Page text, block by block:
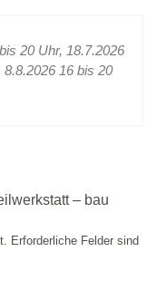
20 Uhr, 18.7.2026
8.8.2026 16 bis 20
– bau
Erforderliche Felder sind